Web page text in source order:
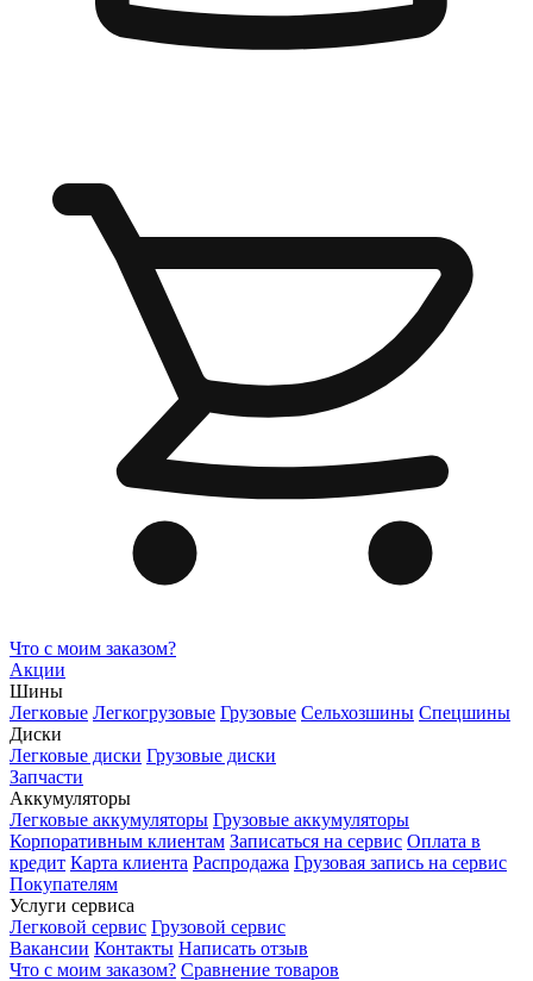
Что с моим заказом?
Акции
Шины
Легковые Легкогрузовые Грузовые Сельхозшины Спецшины
Диски
Легковые диски Грузовые диски
Запчасти
Аккумуляторы
Легковые аккумуляторы Грузовые аккумуляторы
Корпоративным клиентам Записаться на сервис Оплата в
кредит Карта клиента Распродажа Грузовая запись на сервис
Покупателям
Услуги сервиса
Легковой сервис Грузовой сервис
Вакансии Контакты Написать отзыв
Что с моим заказом? Сравнение товаров